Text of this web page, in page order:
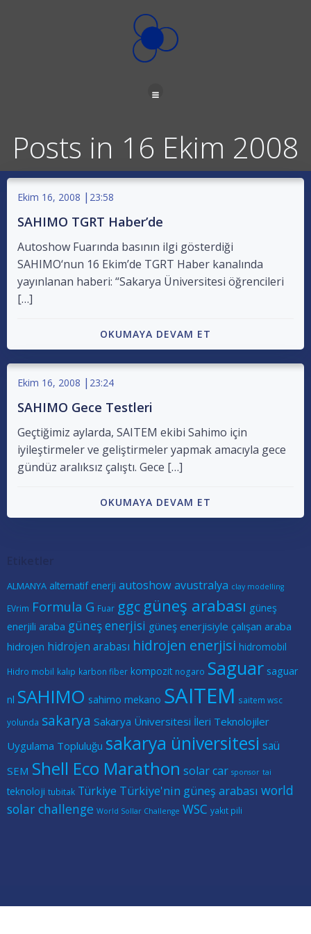
geç
Posts in 16 Ekim 2008
Ekim 16, 2008 | 23:58
SAHIMO TGRT Haber’de
Autoshow Fuarında basının ilgi gösterdiği
SAHIMO‘nun 16 Ekim’de TGRT Haber kanalında
yayınlanan haberi: “Sakarya Üniversitesi öğrencileri
[…]
OKUMAYA DEVAM ET
Ekim 16, 2008 | 23:24
SAHIMO Gece Testleri
Geçtiğimiz aylarda, SAITEM ekibi Sahimo için
iyileştirmeler ve geliştirmeler yapmak amacıyla gece
gündüz aralıksız çalıştı. Gece […]
OKUMAYA DEVAM ET
ALMANYA alternatif enerji autoshowavustralya clay modelling
EVrim Formula G Fuar ggc güneş arabası güneş
enerjili araba güneş enerjisi güneş enerjisiyle çalışan araba
hidrojen hidrojen arabası hidrojen enerjisi hidromobil
Hidro mobil kalıp karbon fiber kompozit nogaro Saguar saguar
nl SAHIMO sahimo mekano SAITEM saitem wsc
yolunda sakarya Sakarya Üniversitesi İleri Teknolojiler
Uygulama Topluluğu sakarya üniversitesi saü
SEM Shell Eco Marathon solar car sponsor tai
teknoloji tubitak Türkiye Türkiye'nin güneş arabası world
solar challenge World Sollar Challenge WSC yakıt pili